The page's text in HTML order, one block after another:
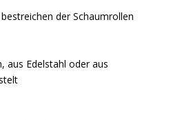
der Schaumrollen
aus Edelstahl oder aus